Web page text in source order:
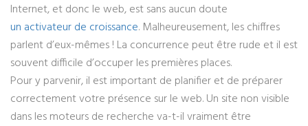
Internet, et donc le web, est sans aucun doute
un activateur de croissance. Malheureusement, les chiffres
parlent d’eux-mêmes ! La concurrence peut être rude et il est
souvent difficile d’occuper les premières places.
Pour y parvenir, il est important de planifier et de préparer
correctement votre présence sur le web. Un site non visible
dans les moteurs de recherche va-t-il vraiment être